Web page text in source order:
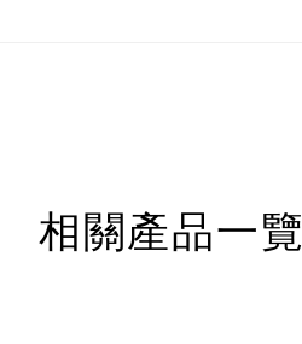
相關產品一覽